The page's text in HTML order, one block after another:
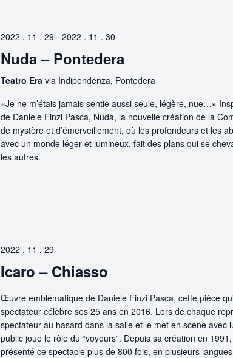
2022 . 11 . 29 - 2022 . 11 . 30
Nuda – Pontedera
Teatro Era via Indipendenza, Pontedera
«Je ne m’étais jamais sentie aussi seule, légère, nue…»
de Daniele Finzi Pasca, Nuda, la nouvelle création de la
de mystère et d’émerveillement, où les profondeurs et les
avec un monde léger et lumineux, fait des plans qui se
les autres.
2022 . 11 . 29
Icaro – Chiasso
Œuvre emblématique de Daniele Finzi Pasca, cette pièce
spectateur célèbre ses 25 ans en 2016. Lors de chaque
spectateur au hasard dans la salle et le met en scène avec
public joue le rôle du “voyeurs”. Depuis sa création en
présenté ce spectacle plus de 800 fois, en plusieurs